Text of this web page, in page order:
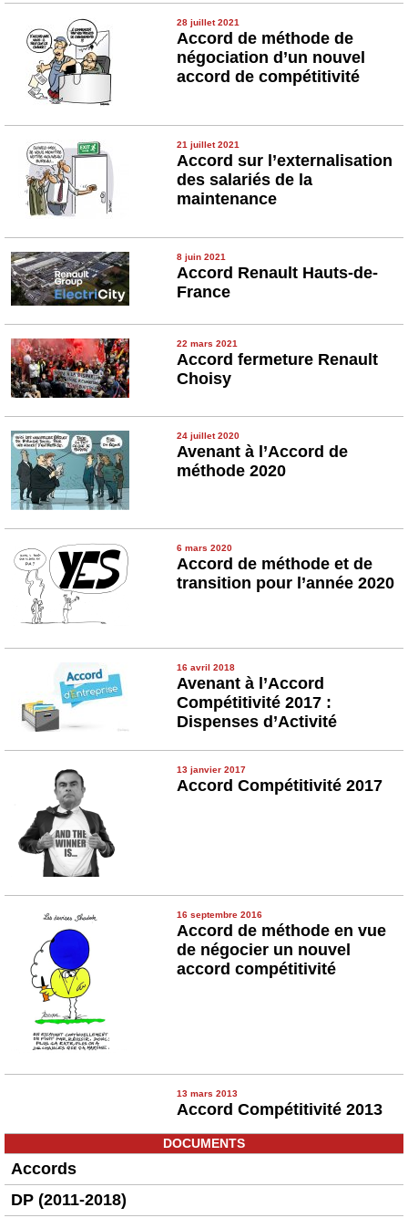
28 juillet 2021
Accord de méthode de
négociation d’un nouvel
accord de compétitivité
21 juillet 2021
Accord sur l’externalisation
des salariés de la
maintenance
8 juin 2021
Accord Renault Hauts-de-
France
22 mars 2021
Accord fermeture Renault
Choisy
24 juillet 2020
Avenant à l’Accord de
méthode 2020
6 mars 2020
Accord de méthode et de
transition pour l’année 2020
16 avril 2018
Avenant à l’Accord
Compétitivité 2017 :
Dispenses d’Activité
13 janvier 2017
Accord Compétitivité 2017
16 septembre 2016
Accord de méthode en vue
de négocier un nouvel
accord compétitivité
13 mars 2013
Accord Compétitivité 2013
DOCUMENTS
Accords
DP (2011-2018)